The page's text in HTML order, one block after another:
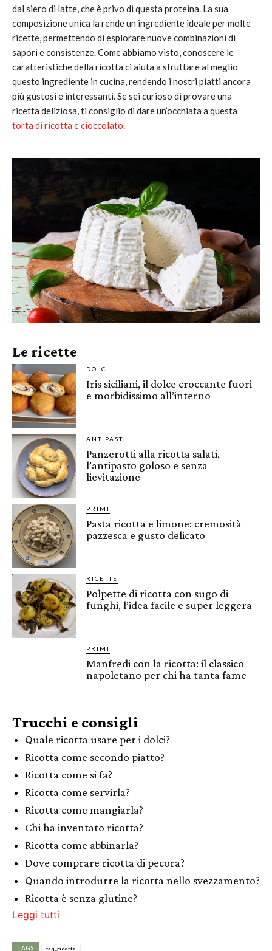
dal siero di latte, che è privo di questa proteina. La sua
composizione unica la rende un ingrediente ideale per molte
ricette, permettendo di esplorare nuove combinazioni di
sapori e consistenze. Come abbiamo visto, conoscere le
caratteristiche della ricotta ci aiuta a sfruttare al meglio
questo ingrediente in cucina, rendendo i nostri piatti ancora
più gustosi e interessanti. Se sei curioso di provare una
ricetta deliziosa, ti consiglio di dare un’occhiata a questa
torta di ricotta e cioccolato.
Le ricette
DOLCI
Iris siciliani, il dolce croccante fuori
e morbidissimo all’interno
ANTIPASTI
Panzerotti alla ricotta salati,
l’antipasto goloso e senza
lievitazione
PRIMI
Pasta ricotta e limone: cremosità
pazzesca e gusto delicato
RICETTE
Polpette di ricotta con sugo di
funghi, l’idea facile e super leggera
PRIMI
Manfredi con la ricotta: il classico
napoletano per chi ha tanta fame
Trucchi e consigli
Quale ricotta usare per i dolci?
Ricotta come secondo piatto?
Ricotta come si fa?
Ricotta come servirla?
Ricotta come mangiarla?
Chi ha inventato ricotta?
Ricotta come abbinarla?
Dove comprare ricotta di pecora?
Quando introdurre la ricotta nello svezzamento?
Ricotta è senza glutine?
Leggi tutti
TAGS faq_ricotta